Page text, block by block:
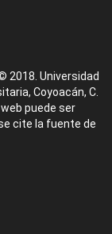
2018. Universidad
Coyoacán, C.
puede ser
cite la fuente de